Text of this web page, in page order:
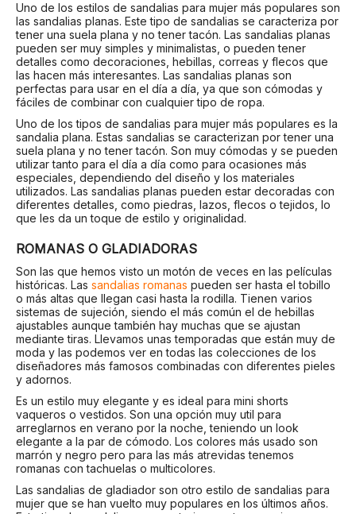
Uno de los estilos de sandalias para mujer más populares son
las sandalias planas. Este tipo de sandalias se caracteriza por
tener una suela plana y no tener tacón. Las sandalias planas
pueden ser muy simples y minimalistas, o pueden tener
detalles como decoraciones, hebillas, correas y flecos que
las hacen más interesantes. Las sandalias planas son
perfectas para usar en el día a día, ya que son cómodas y
fáciles de combinar con cualquier tipo de ropa.
Uno de los tipos de sandalias para mujer más populares es la
sandalia plana. Estas sandalias se caracterizan por tener una
suela plana y no tener tacón. Son muy cómodas y se pueden
utilizar tanto para el día a día como para ocasiones más
especiales, dependiendo del diseño y los materiales
utilizados. Las sandalias planas pueden estar decoradas con
diferentes detalles, como piedras, lazos, flecos o tejidos, lo
que les da un toque de estilo y originalidad.
ROMANAS O GLADIADORAS
Son las que hemos visto un motón de veces en las películas
históricas. Las sandalias romanas pueden ser hasta el tobillo
o más altas que llegan casi hasta la rodilla. Tienen varios
sistemas de sujeción, siendo el más común el de hebillas
ajustables aunque también hay muchas que se ajustan
mediante tiras. Llevamos unas temporadas que están muy de
moda y las podemos ver en todas las colecciones de los
diseñadores más famosos combinadas con diferentes pieles
y adornos.
Es un estilo muy elegante y es ideal para mini shorts
vaqueros o vestidos. Son una opción muy util para
arreglarnos en verano por la noche, teniendo un look
elegante a la par de cómodo. Los colores más usado son
marrón y negro pero para las más atrevidas tenemos
romanas con tachuelas o multicolores.
Las sandalias de gladiador son otro estilo de sandalias para
mujer que se han vuelto muy populares en los últimos años.